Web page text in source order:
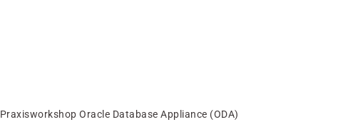
Praxisworkshop Oracle Database Appliance (ODA)